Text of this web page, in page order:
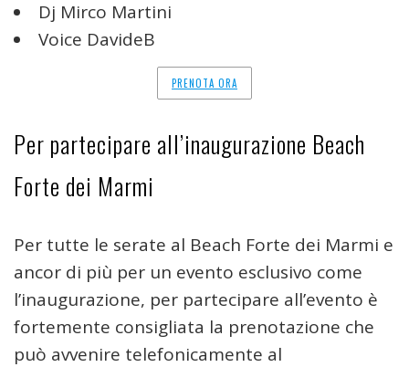
Dj Mirco Martini
Voice DavideB
PRENOTA ORA
Per partecipare all’inaugurazione Beach
Forte dei Marmi
Per tutte le serate al Beach Forte dei Marmi e
ancor di più per un evento esclusivo come
l’inaugurazione, per partecipare all’evento è
fortemente consigliata la prenotazione che
può avvenire telefonicamente al